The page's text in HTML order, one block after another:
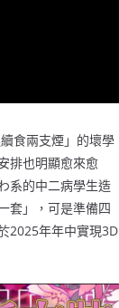
食兩支煙」的壞學
排也明顯愈來愈
系的中二病學生造
套」，可是準備四
2025年年中實現3D